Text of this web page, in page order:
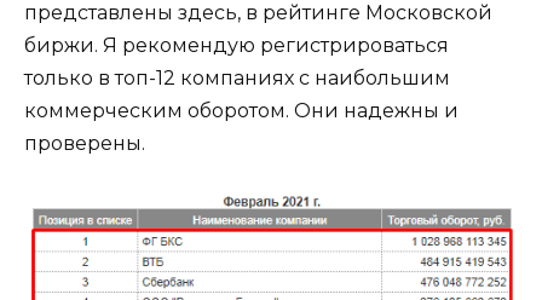
представлены здесь, в рейтинге Московской
биржи. Я рекомендую регистрироваться
только в топ-12 компаниях с наибольшим
коммерческим оборотом. Они надежны и
проверены.